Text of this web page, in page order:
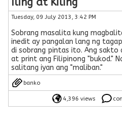
Tuesday, 09 July 2013, 3:42 PM
Sobrang masalita kung
inedit ay pangalan lang ng
di sobrang pintas ito. Ang sakto
at print ang Filipinong "bukod."
salitang iyan ang "maliban."
banko
4,396 views